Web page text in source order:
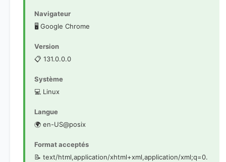
Navigateur
🖥️ Google Chrome
Version
📋 131.0.0.0
Système
💻 Linux
Langue
🌍 en-US@posix
Format acceptés
📝 text/html,application/xhtml+xml,application/xml;q=0.